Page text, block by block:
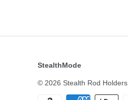
StealthMode
© 2026 Stealth Rod Holders